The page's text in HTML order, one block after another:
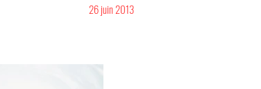
26 juin 2013